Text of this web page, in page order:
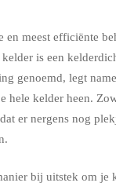
en meest efficiënte
is een
genoemd, legt
hele kelder heen.
er nergens nog
bij uitstek om je